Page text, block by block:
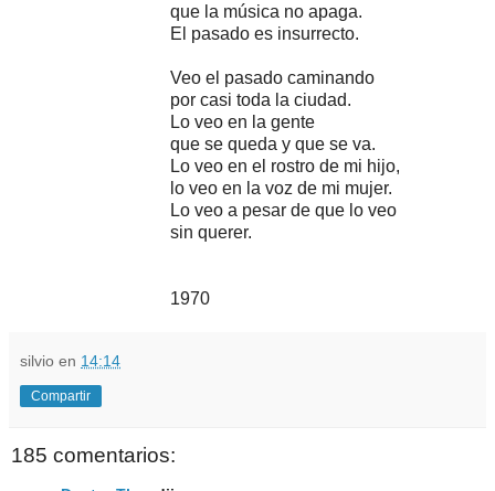
que la música no apaga.
El pasado es insurrecto.
Veo el pasado caminando
por casi toda la ciudad.
Lo veo en la gente
que se queda y que se va.
Lo veo en el rostro de mi hijo,
lo veo en la voz de mi mujer.
Lo veo a pesar de que lo veo
sin querer.
1970
silvio en 14:14
Compartir
185 comentarios: